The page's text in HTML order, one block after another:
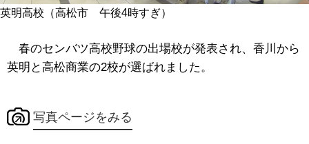
英明高校（高松市 午後4時すぎ）
春のセンバツ高校野球の出場校が発表され、香川から
英明と高松商業の2校が選ばれました。
写真ページをみる